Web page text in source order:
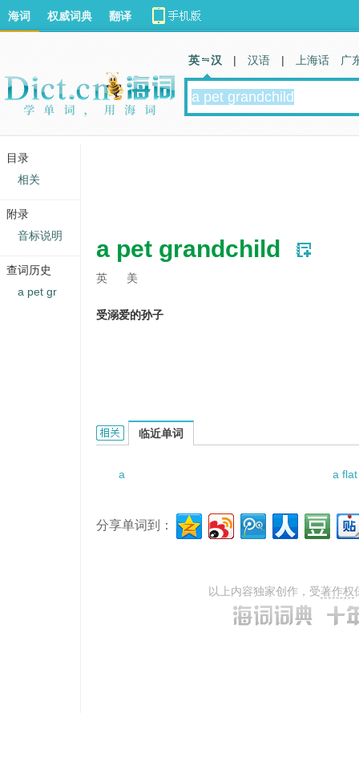
a pet grandchild
英 美
受溺爱的孙子
a pet grandchild的相关资料：
临近单词
a a
分享单词到：
以上内容独家创作，受著作权
海词 权威词典 翻译
英 汉 | 汉语 | 上海话 广
目录
相关
附录
音标说明
查词历史
a pet gr